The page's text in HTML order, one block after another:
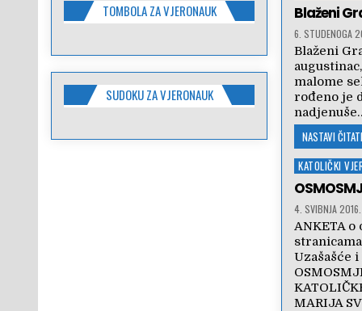
Blaženi
6. STUDENOGA
Blaženi
malome
rođeno je
NASTAVI
Posted
in
KATOLIČKI
4. SVIBNJA 2016.
ANKETA
stranicama
Uzašašće
MARIJA
TOMBOLA ZA VJERONAUK
SUDOKU ZA VJERONAUK